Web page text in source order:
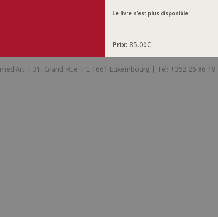
Le livre n’est plus disponible
Prix: 85,00€
mediArt | 31, Grand-Rue | L-1661 Luxembourg | Tel: +352 26 86